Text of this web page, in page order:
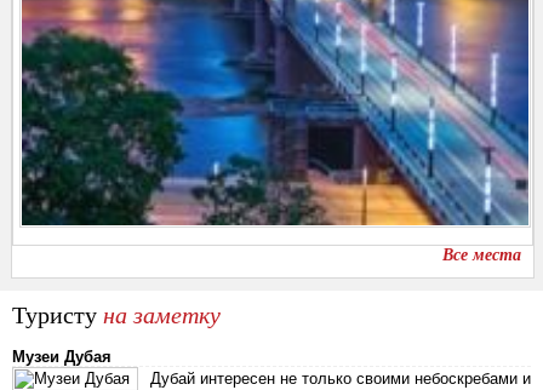
Все места
Туристу на заметку
Музеи Дубая
Дубай интересен не только своими небоскребами и